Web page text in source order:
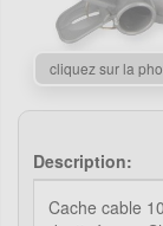
cliquez sur la
Description:
Cache cable